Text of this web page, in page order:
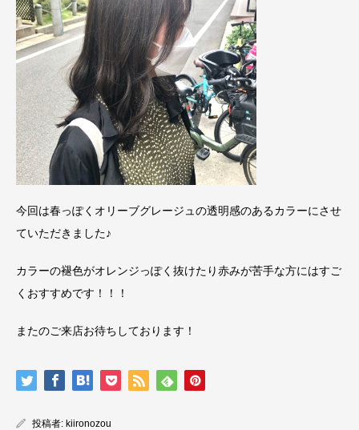
今回は春っぽくオリーブグレージュの透明感のあるカラーにさせ
ていただきました♪
カラーの褪色がオレンジっぽく抜けたり赤みが苦手な方にはすご
くおすすめです！！！
またのご来店お待ちしております！
投稿者: kiironozou